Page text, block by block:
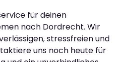
für deinen
nach Dordrecht. Wir
stressfreien und
uns noch heute für